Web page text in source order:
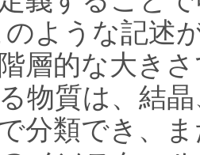
のような記述
層的な大き
物質は、結
分類でき、